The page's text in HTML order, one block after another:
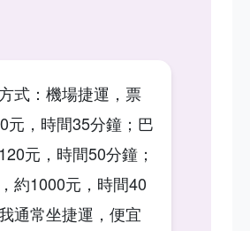
式：機場捷運，票
元，時間35分鐘；巴
元，時間50分鐘；
約1000元，時間40
通常坐捷運，便宜